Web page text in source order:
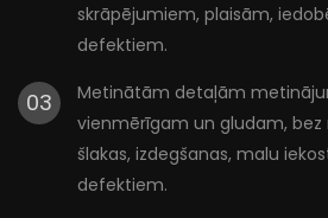
skrāpējumiem, plaisām,
defektiem.
03
Metinātām detaļām
vienmērīgam un gludam, bez
šlakas, izdegšanas, malu
defektiem.